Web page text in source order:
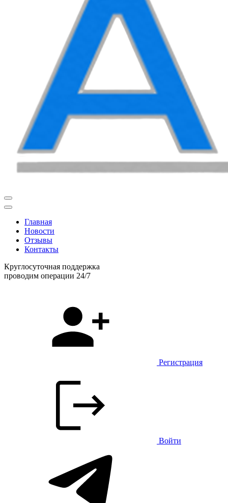
Главная
Новости
Отзывы
Контакты
Круглосуточная поддержка
проводим операции 24/7
Регистрация
Войти